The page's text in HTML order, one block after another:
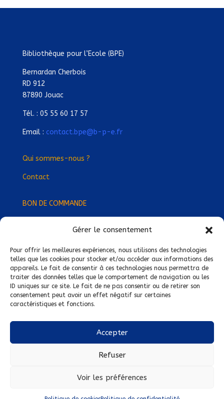
Gérer le consentement
Pour offrir les meilleures expériences, nous utilisons des technologies
telles que les cookies pour stocker et/ou accéder aux informations des
appareils. Le fait de consentir à ces technologies nous permettra de
traiter des données telles que le comportement de navigation ou les
ID uniques sur ce site. Le fait de ne pas consentir ou de retirer son
consentement peut avoir un effet négatif sur certaines
caractéristiques et fonctions.
Accepter
Refuser
Voir les préférences
Bibliothèque pour l’Ecole (BPE)
Bernardan Cherbois
RD 912
87890 Jouac
Tél. : 05 55 60 17 57
Email : contact.bpe@b-p-e.fr
Qui sommes-nous ?
Contact
BON DE COMMANDE
Devenez Délégué·e Régional·e !
Trouvez-nous près de chez vous !
Mentions légales
Conditions générales de vente
Politique de confidentialité